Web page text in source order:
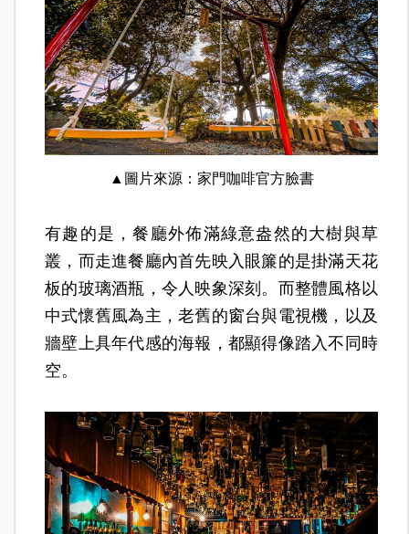
▲圖片來源：家門咖啡官方臉書
有趣的是，餐廳外佈滿綠意盎然的大樹與草
叢，而走進餐廳內首先映入眼簾的是掛滿天花
板的玻璃酒瓶，令人映象深刻。而整體風格以
中式懷舊風為主，老舊的窗台與電視機，以及
牆壁上具年代感的海報，都顯得像踏入不同時
空。